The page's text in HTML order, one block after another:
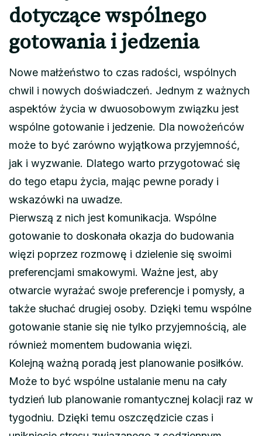
dotyczące wspólnego
gotowania i jedzenia
Nowe małżeństwo to czas radości, wspólnych
chwil i nowych doświadczeń. Jednym z ważnych
aspektów życia w dwuosobowym związku jest
wspólne gotowanie i jedzenie. Dla nowożeńców
może to być zarówno wyjątkowa przyjemność,
jak i wyzwanie. Dlatego warto przygotować się
do tego etapu życia, mając pewne porady i
wskazówki na uwadze.
Pierwszą z nich jest komunikacja. Wspólne
gotowanie to doskonała okazja do budowania
więzi poprzez rozmowę i dzielenie się swoimi
preferencjami smakowymi. Ważne jest, aby
otwarcie wyrażać swoje preferencje i pomysły, a
także słuchać drugiej osoby. Dzięki temu wspólne
gotowanie stanie się nie tylko przyjemnością, ale
również momentem budowania więzi.
Kolejną ważną poradą jest planowanie posiłków.
Może to być wspólne ustalanie menu na cały
tydzień lub planowanie romantycznej kolacji raz w
tygodniu. Dzięki temu oszczędzicie czas i